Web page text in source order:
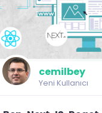
cemilbey
Yeni Kullanıcı